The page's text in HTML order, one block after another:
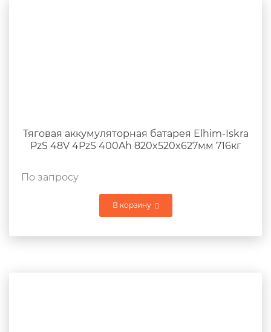
Тяговая аккумуляторная батарея Elhim-Iskra
PzS 48V 4PzS 400Ah 820x520x627мм 716кг
По запросу
В корзину